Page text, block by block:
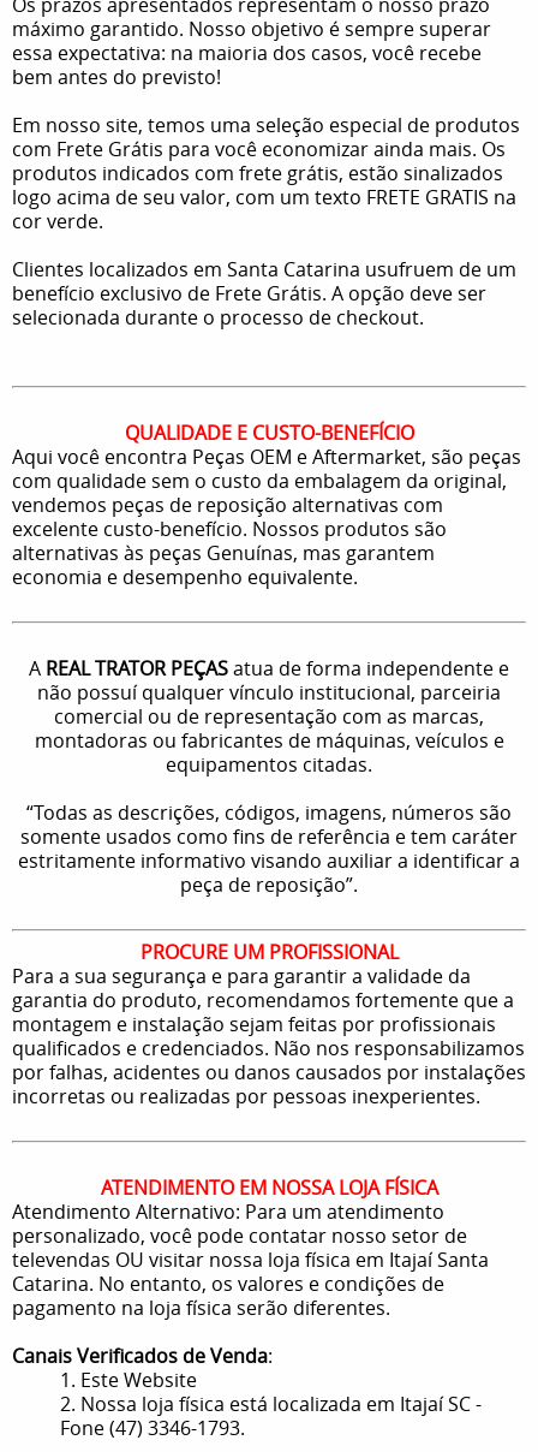
máximo garantido. Nosso objetivo é sempre superar
essa expectativa: na maioria dos casos, você recebe
bem antes do previsto!
Em nosso site, temos uma seleção especial de produtos
com Frete Grátis para você economizar ainda mais. Os
produtos indicados com frete grátis, estão sinalizados
logo acima de seu valor, com um texto FRETE GRATIS na
cor verde.
Clientes localizados em Santa Catarina usufruem de um
benefício exclusivo de Frete Grátis. A opção deve ser
selecionada durante o processo de checkout.
QUALIDADE E CUSTO-BENEFÍCIO
Aqui você encontra Peças OEM e Aftermarket, são peças
com qualidade sem o custo da embalagem da original,
vendemos peças de reposição alternativas com
excelente custo-benefício. Nossos produtos são
alternativas às peças Genuínas, mas garantem
economia e desempenho equivalente.
A REAL TRATOR PEÇASatua de forma independente e
não possuí qualquer vínculo institucional, parceiria
comercial ou de representação com as marcas,
montadoras ou fabricantes de máquinas, veículos e
equipamentos citadas.
“Todas as descrições, códigos, imagens, números são
somente usados como fins de referência e tem caráter
estritamente informativo visando auxiliar a identificar a
peça de reposição”.
PROCURE UM PROFISSIONAL
Para a sua segurança e para garantir a validade da
garantia do produto, recomendamos fortemente que a
montagem e instalação sejam feitas por profissionais
qualificados e credenciados. Não nos responsabilizamos
por falhas, acidentes ou danos causados por instalações
incorretas ou realizadas por pessoas inexperientes.
ATENDIMENTO EM NOSSA LOJA FÍSICA
Atendimento Alternativo: Para um atendimento
personalizado, você pode contatar nosso setor de
televendas OU visitar nossa loja física em Itajaí Santa
Catarina. No entanto, os valores e condições de
pagamento na loja física serão diferentes.
Canais Verificados de Venda:
1. Este Website
2. Nossa loja física está localizada em Itajaí SC -
Fone (47) 3346-1793.